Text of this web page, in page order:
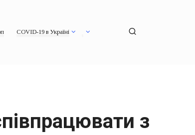
COVID-19 в Україні
з